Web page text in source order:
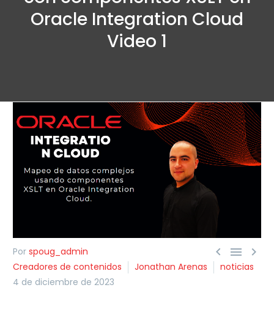
Oracle Integration Cloud
Video 1
  
Por spoug_admin
Creadores de contenidos
Jonathan Arenas
noticias
4 de diciembre de 2023